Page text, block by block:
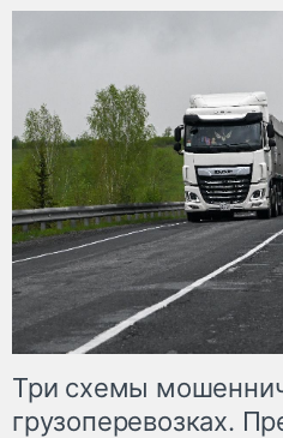
Три схемы
грузоперевозках.